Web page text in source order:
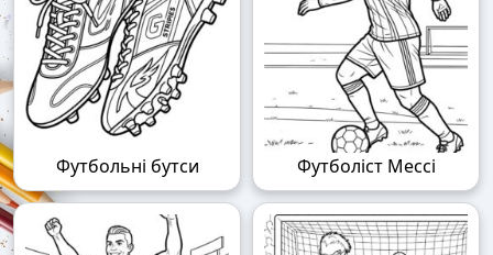
Футбольні бутси Футболіст Мессі